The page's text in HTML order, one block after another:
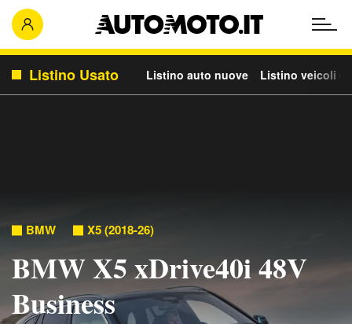
Listino Usato Listino auto nuove Listino veicoli
BMW X5 (2018-26)
BMW X5 xDrive40i 48V
Business